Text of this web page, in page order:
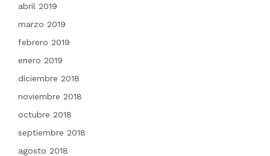
abril 2019
marzo 2019
febrero 2019
enero 2019
diciembre 2018
noviembre 2018
octubre 2018
septiembre 2018
agosto 2018